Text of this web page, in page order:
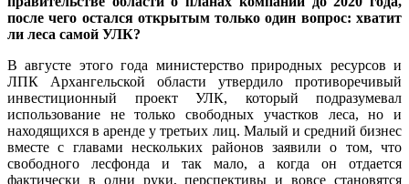
после чего остался открытым только один вопрос: хватит
ли леса самой УЛК?
В августе этого года министерство природных ресурсов и
ЛПК Архангельской области утвердило противоречивый
инвестиционный проект УЛК, который подразумевал
использование не только свободных участков леса, но и
находящихся в аренде у третьих лиц. Малый и средний бизнес
вместе с главами нескольких районов заявили о том, что
свободного лесфонда и так мало, а когда он отдается
фактически в одни руки, перспективы и вовсе становятся